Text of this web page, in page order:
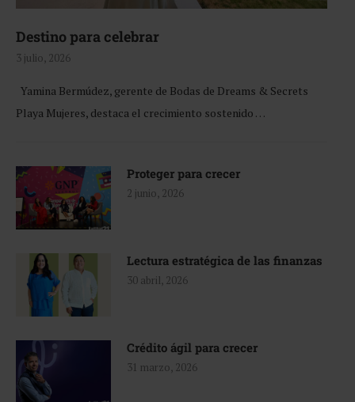
Destino para celebrar
3 julio, 2026
Yamina Bermúdez, gerente de Bodas de Dreams & Secrets
Playa Mujeres, destaca el crecimiento sostenido …
Proteger para crecer
2 junio, 2026
Lectura estratégica de las finanzas
30 abril, 2026
Crédito ágil para crecer
31 marzo, 2026